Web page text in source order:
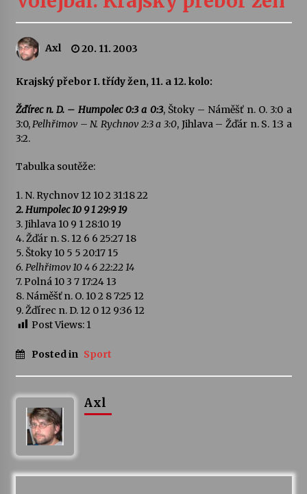
4. 8. 2026
Vernisáž výstavy Josefíny Duškové: Stávám se
kapkou
Veselí muzikanti
30. 7. 2026
Pozvánka na integrační festival Quijotova
28. 7. 2026
Letní koncerty ve Stromovce: Kolchoz a
Jenakaši
28. 7. 2026
Votavžatský ploty
23. 7. 2026
Letní koncerty ve Stromovce: Rufus Miller
Vysočinka
Axl 20. 11. 2003
Krajský přebor I. třídy žen, 11. a 12. kolo:
Žďírec n. D. – Humpolec 0:3 a 0:3, Štoky – Náměšť n. O. 3:0 a
3:0,Pelhřimov – N. Rychnov 2:3 a 3:0, Jihlava – Žďár n. S. 1:3 a
3:2.
Tabulka soutěže:
1. N. Rychnov 12 10 2 31:18 22
2. Humpolec 10 9 1 29:9 19
3. Jihlava 10 9 1 28:10 19
4. Žďár n. S. 12 6 6 25:27 18
5. Štoky 10 5 5 20:17 15
6. Pelhřimov 10 4 6 22:22 14
7. Polná 10 3 7 17:24 13
8. Náměšť n. O. 10 2 8 7:25 12
9. Žďírec n. D. 12 0 12 9:36 12
Post Views: 1
Posted in Sport
Axl